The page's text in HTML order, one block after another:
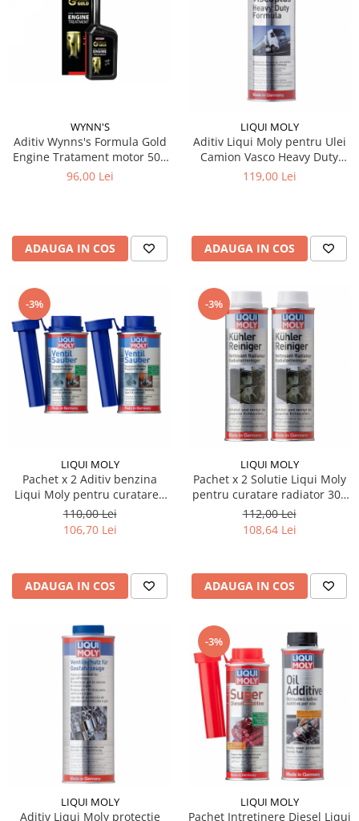
WYNN'S
Aditiv Wynns's Formula Gold
Engine Tratament motor 500
ml
96,00 Lei
ADAUGA IN COS
LIQUI MOLY
Aditiv Liqui Moly pentru Ulei
Camion Vasco Heavy Duty
Formula 1 litru
119,00 Lei
ADAUGA IN COS
-3%
LIQUI MOLY
Pachet x 2 Aditiv benzina
Liqui Moly pentru curatarea
supapelor 150 ml
110,00 Lei
106,70 Lei
ADAUGA IN COS
-3%
LIQUI MOLY
Pachet x 2 Solutie Liqui Moly
pentru curatare radiator 300
ml
112,00 Lei
108,64 Lei
ADAUGA IN COS
LIQUI MOLY
Aditiv Liqui Moly protectie
-3%
LIQUI MOLY
Pachet Intretinere Diesel Liqui